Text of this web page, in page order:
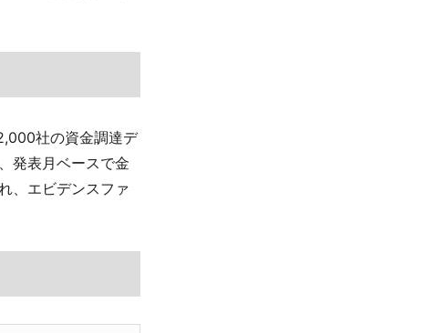
社の資金調達デ
発表月ベースで金
、エビデンスファ